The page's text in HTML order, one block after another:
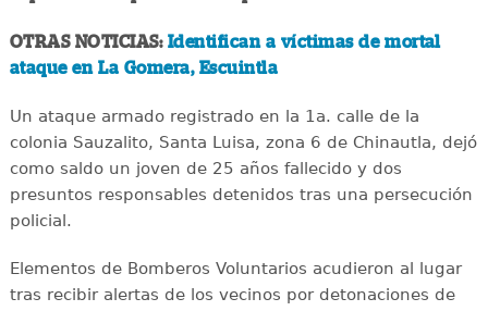
OTRAS NOTICIAS:Identifican a víctimas de mortal
ataque en La Gomera, Escuintla
Un ataque armado registrado en la 1a. calle de la
colonia Sauzalito, Santa Luisa, zona 6 de Chinautla, dejó
como saldo un joven de 25 años fallecido y dos
presuntos responsables detenidos tras una persecución
policial.
Elementos de Bomberos Voluntarios acudieron al lugar
tras recibir alertas de los vecinos por detonaciones de